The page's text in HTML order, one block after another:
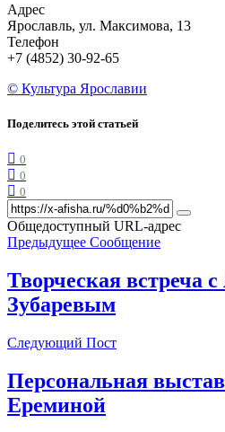
Адрес
Ярославль, ул. Максимова, 13
Телефон
+7 (4852) 30-92-65
© Культура Ярославии
Поделитесь этой статьей
0
0
0
Общедоступный URL-адрес
Предыдущее Сообщение
Творческая встреча
Зубаревым
Следующий Пост
Персональная
Ереминой